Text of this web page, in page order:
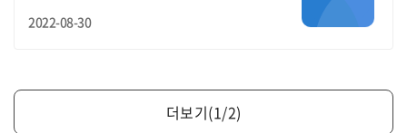
2022-08-30
더보기(1/2)